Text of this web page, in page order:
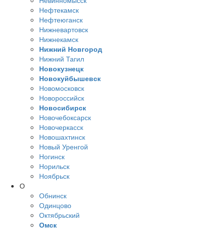
Нефтекамск
Нефтеюганск
Нижневартовск
Нижнекамск
Нижний Новгород
Нижний Тагил
Новокузнецк
Новокуйбышевск
Новомосковск
Новороссийск
Новосибирск
Новочебоксарск
Новочеркасск
Новошахтинск
Новый Уренгой
Ногинск
Норильск
Ноябрьск
О
Обнинск
Одинцово
Октябрьский
Омск